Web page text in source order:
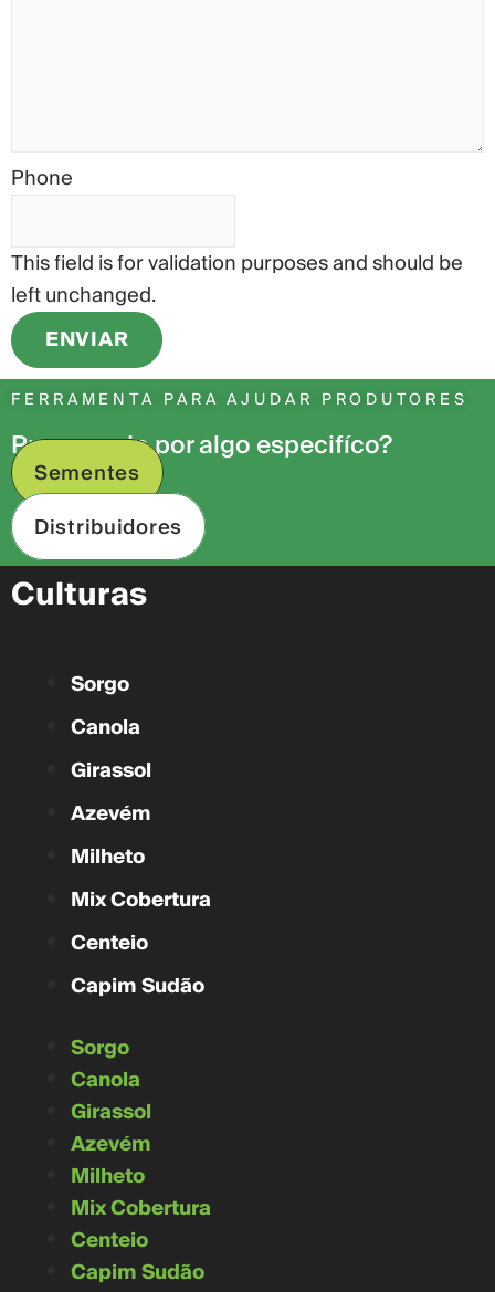
Phone
This field is for validation purposes and should be
left unchanged.
FERRAMENTA PARA AJUDAR PRODUTORES
Procurando por algo especifíco?
Sementes
Distribuidores
Culturas
Sorgo
Canola
Girassol
Azevém
Milheto
Mix Cobertura
Centeio
Capim Sudão
Sorgo
Canola
Girassol
Azevém
Milheto
Mix Cobertura
Centeio
Capim Sudão